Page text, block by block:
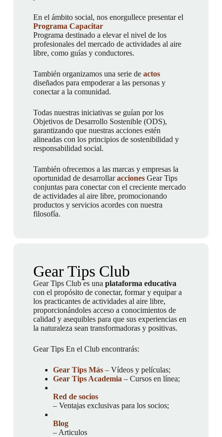
En el ámbito social, nos enorgullece presentar el
Programa Capacitar
Programa destinado a elevar el nivel de los
profesionales del mercado de actividades al aire
libre, como guías y conductores.
También organizamos una serie de actos
diseñados para empoderar a las personas y
conectar a la comunidad.
Todas nuestras iniciativas se guían por los
Objetivos de Desarrollo Sostenible (ODS),
garantizando que nuestras acciones estén
alineadas con los principios de sostenibilidad y
responsabilidad social.
También ofrecemos a las marcas y empresas la
oportunidad de desarrollaracciones Gear Tips
conjuntas para conectar con el creciente mercado
de actividades al aire libre, promocionando
productos y servicios acordes con nuestra
filosofía.
Gear Tips Club
Gear Tips Club es una plataforma educativa
con el propósito de conectar, formar y equipar a
los practicantes de actividades al aire libre,
proporcionándoles acceso a conocimientos de
calidad y asequibles para que sus experiencias en
la naturaleza sean transformadoras y positivas.
Gear Tips En el Club encontrarás:
Gear Tips Más– Vídeos y películas;
Gear Tips Academia – Cursos en línea;
Red de socios
– Ventajas exclusivas para los socios;
Blog
– Articulos